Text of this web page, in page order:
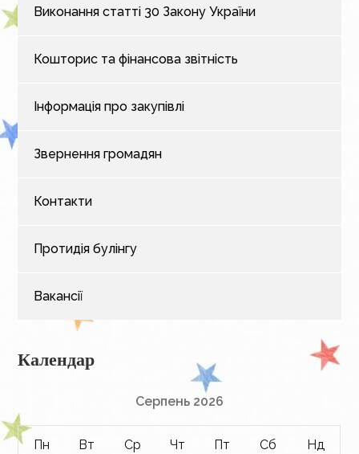
Виконання статті 30 Закону України
Кошторис та фінансова звітність
Інформація про закупівлі
Звернення громадян
Контакти
Протидія булінгу
Вакансії
Календар
Серпень 2026
Пн Вт Ср Чт Пт Сб Нд